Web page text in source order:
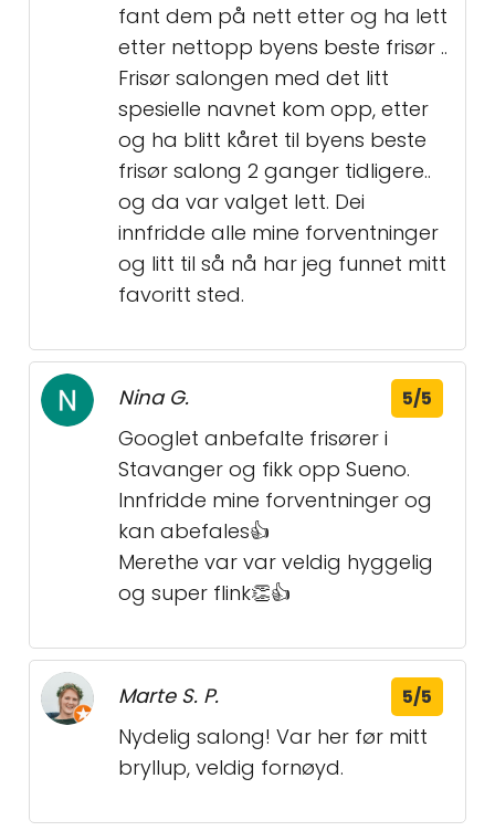
fant dem på nett etter og ha lett
etter nettopp byens beste frisør ..
Frisør salongen med det litt
spesielle navnet kom opp, etter
og ha blitt kåret til byens beste
frisør salong 2 ganger tidligere..
og da var valget lett. Dei
innfridde alle mine forventninger
og litt til så nå har jeg funnet mitt
favoritt sted.
Nina G. 5/5
Googlet anbefalte frisører i
Stavanger og fikk opp Sueno.
Innfridde mine forventninger og
kan abefales👍
Merethe var var veldig hyggelig
og super flink👏👍
Marte S. P. 5/5
Nydelig salong! Var her før mitt
bryllup, veldig fornøyd.